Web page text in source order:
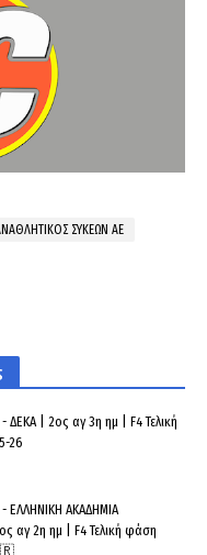
ΣΥΚΕΩΝ ΑΕ
| 2ος αγ 3η ημ | F4 Τελική
26
ΕΛΛΗΝΙΚΗ ΑΚΑΔΗΜΙΑ
αγ 2η ημ | F4 Τελική φάση